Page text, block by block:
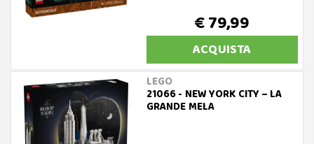
€ 79,99
ACQUISTA
LEGO
21066 - NEW YORK CITY – LA
GRANDE MELA